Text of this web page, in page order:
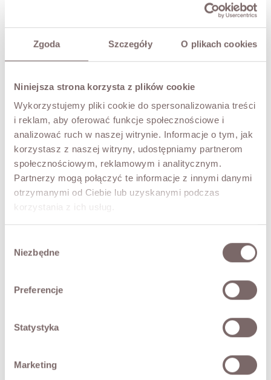
Zgoda Szczegóły O plikach cookies
Niniejsza strona korzysta z plików cookie
Wykorzystujemy pliki cookie do spersonalizowania treści
i reklam, aby oferować funkcje społecznościowe i
analizować ruch w naszej witrynie. Informacje o tym, jak
korzystasz z naszej witryny, udostępniamy partnerom
społecznościowym, reklamowym i analitycznym.
Partnerzy mogą połączyć te informacje z innymi danymi
otrzymanymi od Ciebie lub uzyskanymi podczas
korzystania z ich usług.
zgody
Niezbędne
Preferencje
Statystyka
Marketing
- Komfortowe i wygodne w noszeniu
- Zapinane na zamek i guzik
SKŁAD / DODATKOWE INFORMACJE
TABELA ROZMIARÓW
ZWROT
DOSTAWA